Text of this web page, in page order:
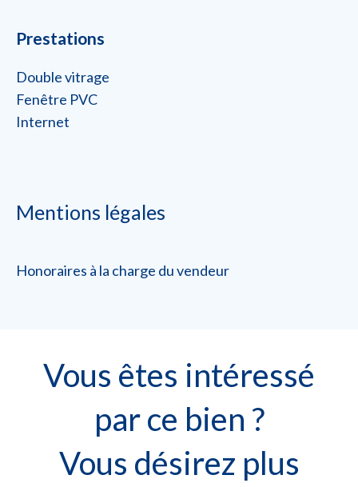
Prestations
Double vitrage
Fenêtre PVC
Internet
Mentions légales
Honoraires à la charge du vendeur
Vous êtes intéressé
par ce bien ?
Vous désirez plus